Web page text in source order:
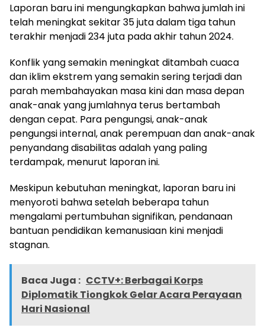
Laporan baru ini mengungkapkan bahwa jumlah ini
telah meningkat sekitar 35 juta dalam tiga tahun
terakhir menjadi 234 juta pada akhir tahun 2024.
Konflik yang semakin meningkat ditambah cuaca
dan iklim ekstrem yang semakin sering terjadi dan
parah membahayakan masa kini dan masa depan
anak-anak yang jumlahnya terus bertambah
dengan cepat. Para pengungsi, anak-anak
pengungsi internal, anak perempuan dan anak-anak
penyandang disabilitas adalah yang paling
terdampak, menurut laporan ini.
Meskipun kebutuhan meningkat, laporan baru ini
menyoroti bahwa setelah beberapa tahun
mengalami pertumbuhan signifikan, pendanaan
bantuan pendidikan kemanusiaan kini menjadi
stagnan.
Baca Juga : CCTV+: Berbagai Korps
Diplomatik Tiongkok Gelar Acara Perayaan
Hari Nasional